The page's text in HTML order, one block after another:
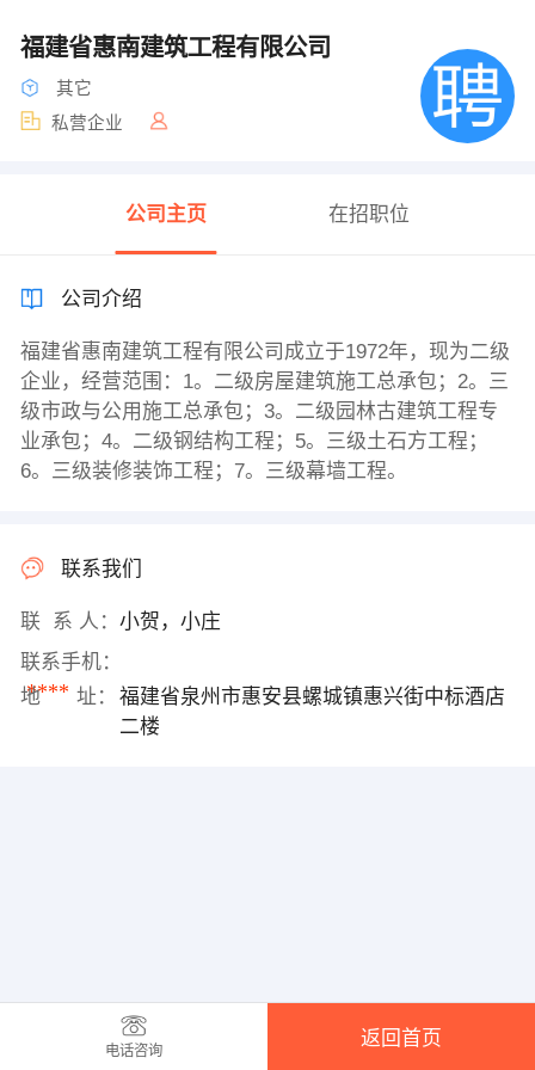
福建省惠南建筑工程有限公司
其它
私营企业
公司主页 在招职位
公司介绍
福建省惠南建筑工程有限公司成立于1972年，现为二级
企业，经营范围：1。二级房屋建筑施工总承包；2。三
级市政与公用施工总承包；3。二级园林古建筑工程专
业承包；4。二级钢结构工程；5。三级土石方工程；
6。三级装修装饰工程；7。三级幕墙工程。
联系我们
联 系 人： 小贺，小庄
联系手机：
****
地 址：
福建省泉州市惠安县螺城镇惠兴街中标酒店
二楼
电话咨询
返回首页